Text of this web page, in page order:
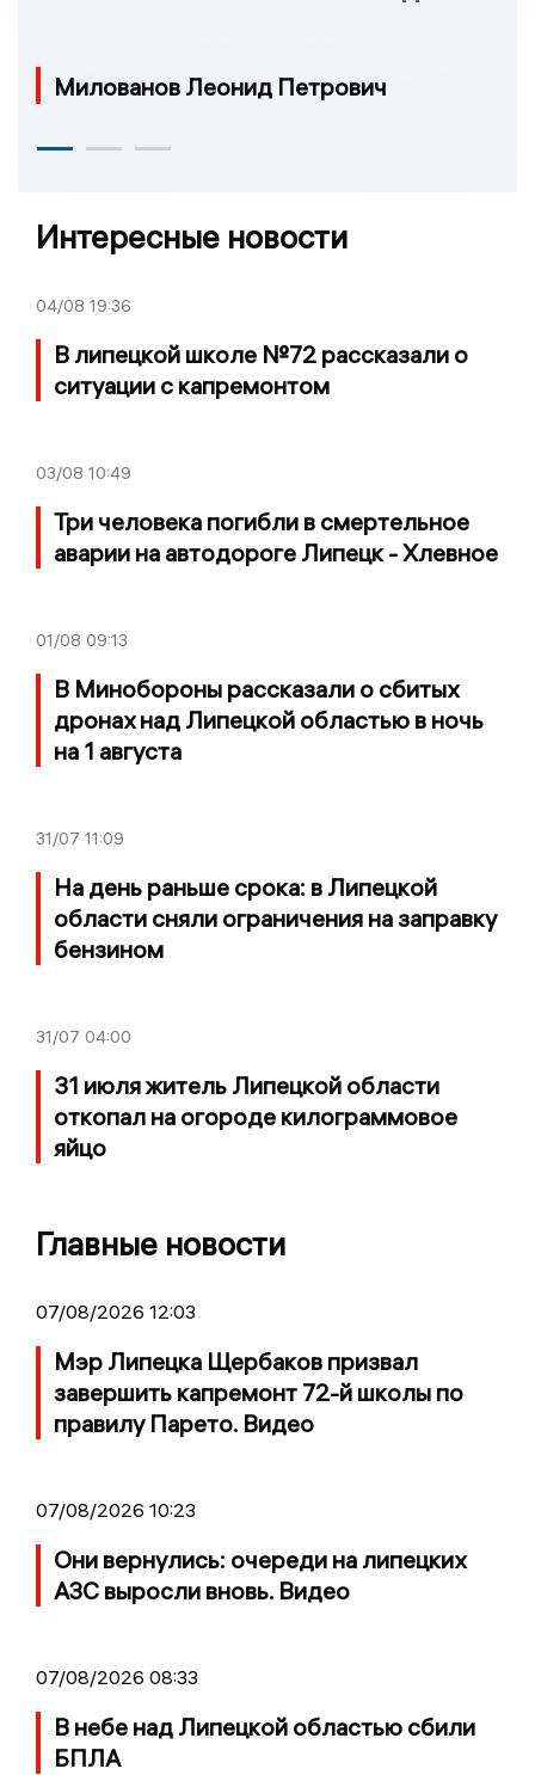
Милованов Леонид Петрович
Интересные новости
04/08 19:36
В липецкой школе №72 рассказали о
ситуации с капремонтом
03/08 10:49
Три человека погибли в смертельное
аварии на автодороге Липецк - Хлевное
01/08 09:13
В Минобороны рассказали о сбитых
дронах над Липецкой областью в ночь
на 1 августа
31/07 11:09
На день раньше срока: в Липецкой
области сняли ограничения на заправку
бензином
31/07 04:00
31 июля житель Липецкой области
откопал на огороде килограммовое
яйцо
Главные новости
07/08/2026 12:03
Мэр Липецка Щербаков призвал
завершить капремонт 72-й школы по
правилу Парето. Видео
07/08/2026 10:23
Они вернулись: очереди на липецких
АЗС выросли вновь. Видео
07/08/2026 08:33
В небе над Липецкой областью сбили
БПЛА